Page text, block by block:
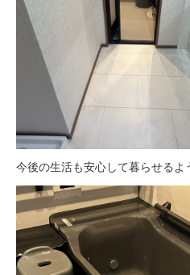
今後の生活も安心して暮らせるよ